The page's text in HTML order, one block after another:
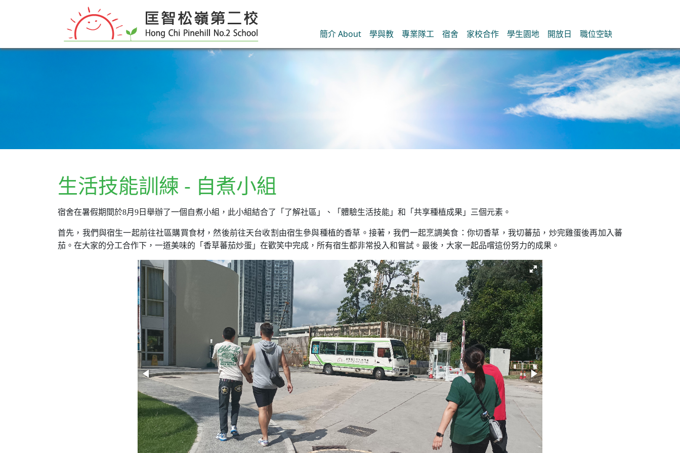
簡介 About 學與教 專業隊工 宿舍 家校合作 學生園地 開放日 職位空缺
生活技能訓練 - 自煮小組
宿舍在暑假期間於8月 9 日舉辦了一個自煮小組，此小組結合了「了解社區」、「體驗生活技能」和「共享種植成果」三個元素。
首先，我們與宿生一起前往社區購買食材，然後前往天台收割由宿生參與種植的香草。接著，我們一起烹調美食：你切香草，我切蕃茄，炒完雞蛋後再加入蕃
茄。在大家的分工合作下，一道美味的「香草蕃茄炒蛋」在歡笑中完成，所有宿生都非常投入和嘗試。最後，大家一起品嚐這份努力的成果。